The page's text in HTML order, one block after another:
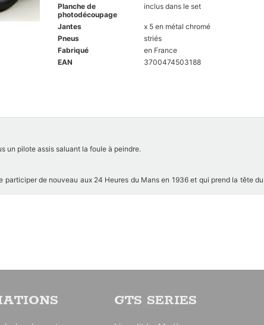
Planche de
photodécoupage
inclus dans le set
Jantes
x 5 en métal chromé
Pneus
striés
Fabriqué
en France
EAN
3700474503188
un pilote assis saluant la foule à peindre.
de nouveau aux 24 Heures du Mans en 1936 et qui prend la tête du
GTS SERIES